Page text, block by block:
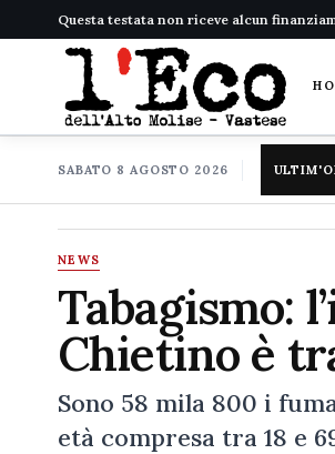
Questa testata non riceve alcun
SABATO 8 AGOSTO 2026
NEWS
Tabagismo:
Chietino è
Sono 58 mila 800 i
età compresa tra 18 e